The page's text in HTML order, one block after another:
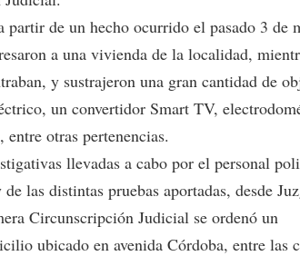
partir de un hecho ocurrido el pasado 3 de
a una vivienda de la localidad,
y sustrajeron una gran cantidad de
un convertidor Smart TV,
otras pertenencias.
llevadas a cabo por el personal
las distintas pruebas aportadas, desde
Circunscripción Judicial se ordenó un
ubicado en avenida Córdoba, entre las